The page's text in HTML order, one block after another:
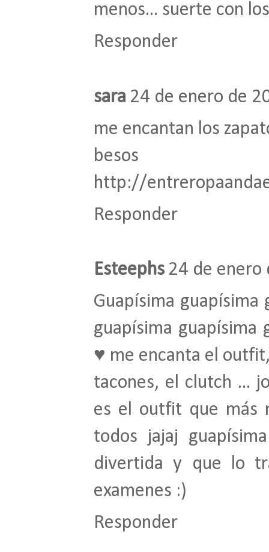
menos... suerte con
Responder
sara 24 de enero de
me encantan los
besos
http://
Responder
Esteephs 24 de enero
Guapísima guapísima
guapísima guapísima
♥ me encanta el
tacones, el clutch ...
es el outfit que más
todos jajaj
divertida y que lo
examenes :)
Responder